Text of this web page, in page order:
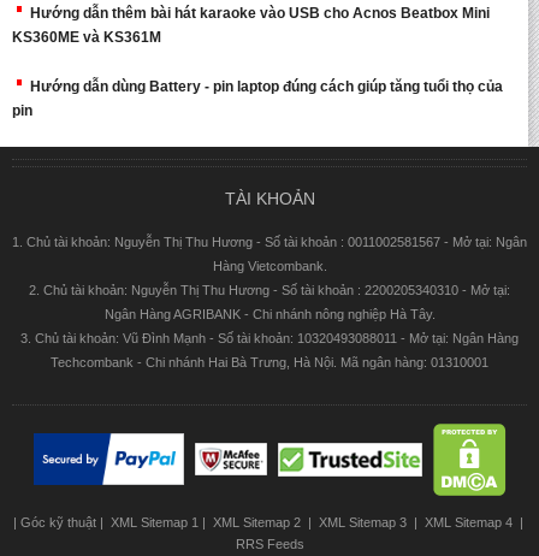
Hướng dẫn thêm bài hát karaoke vào USB cho Acnos Beatbox Mini
KS360ME và KS361M
Hướng dẫn dùng Battery - pin laptop đúng cách giúp tăng tuổi thọ của
pin
TÀI KHOẢN
1. Chủ tài khoản: Nguyễn Thị Thu Hương - Số tài khoản : 0011002581567 - Mở tại: Ngân
Hàng Vietcombank.
2. Chủ tài khoản: Nguyễn Thị Thu Hương - Số tài khoản : 2200205340310 - Mở tại:
Ngân Hàng AGRIBANK - Chi nhánh nông nghiệp Hà Tây.
3. Chủ tài khoản: Vũ Đình Mạnh - Số tài khoản: 10320493088011 - Mở tại: Ngân Hàng
Techcombank - Chi nhánh Hai Bà Trưng, Hà Nội. Mã ngân hàng: 01310001
| Góc kỹ thuật| XML Sitemap 1 | XML Sitemap 2 | XML Sitemap 3 | XML Sitemap 4 |
RRS Feeds